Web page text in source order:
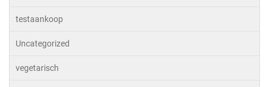
testaankoop
Uncategorized
vegetarisch